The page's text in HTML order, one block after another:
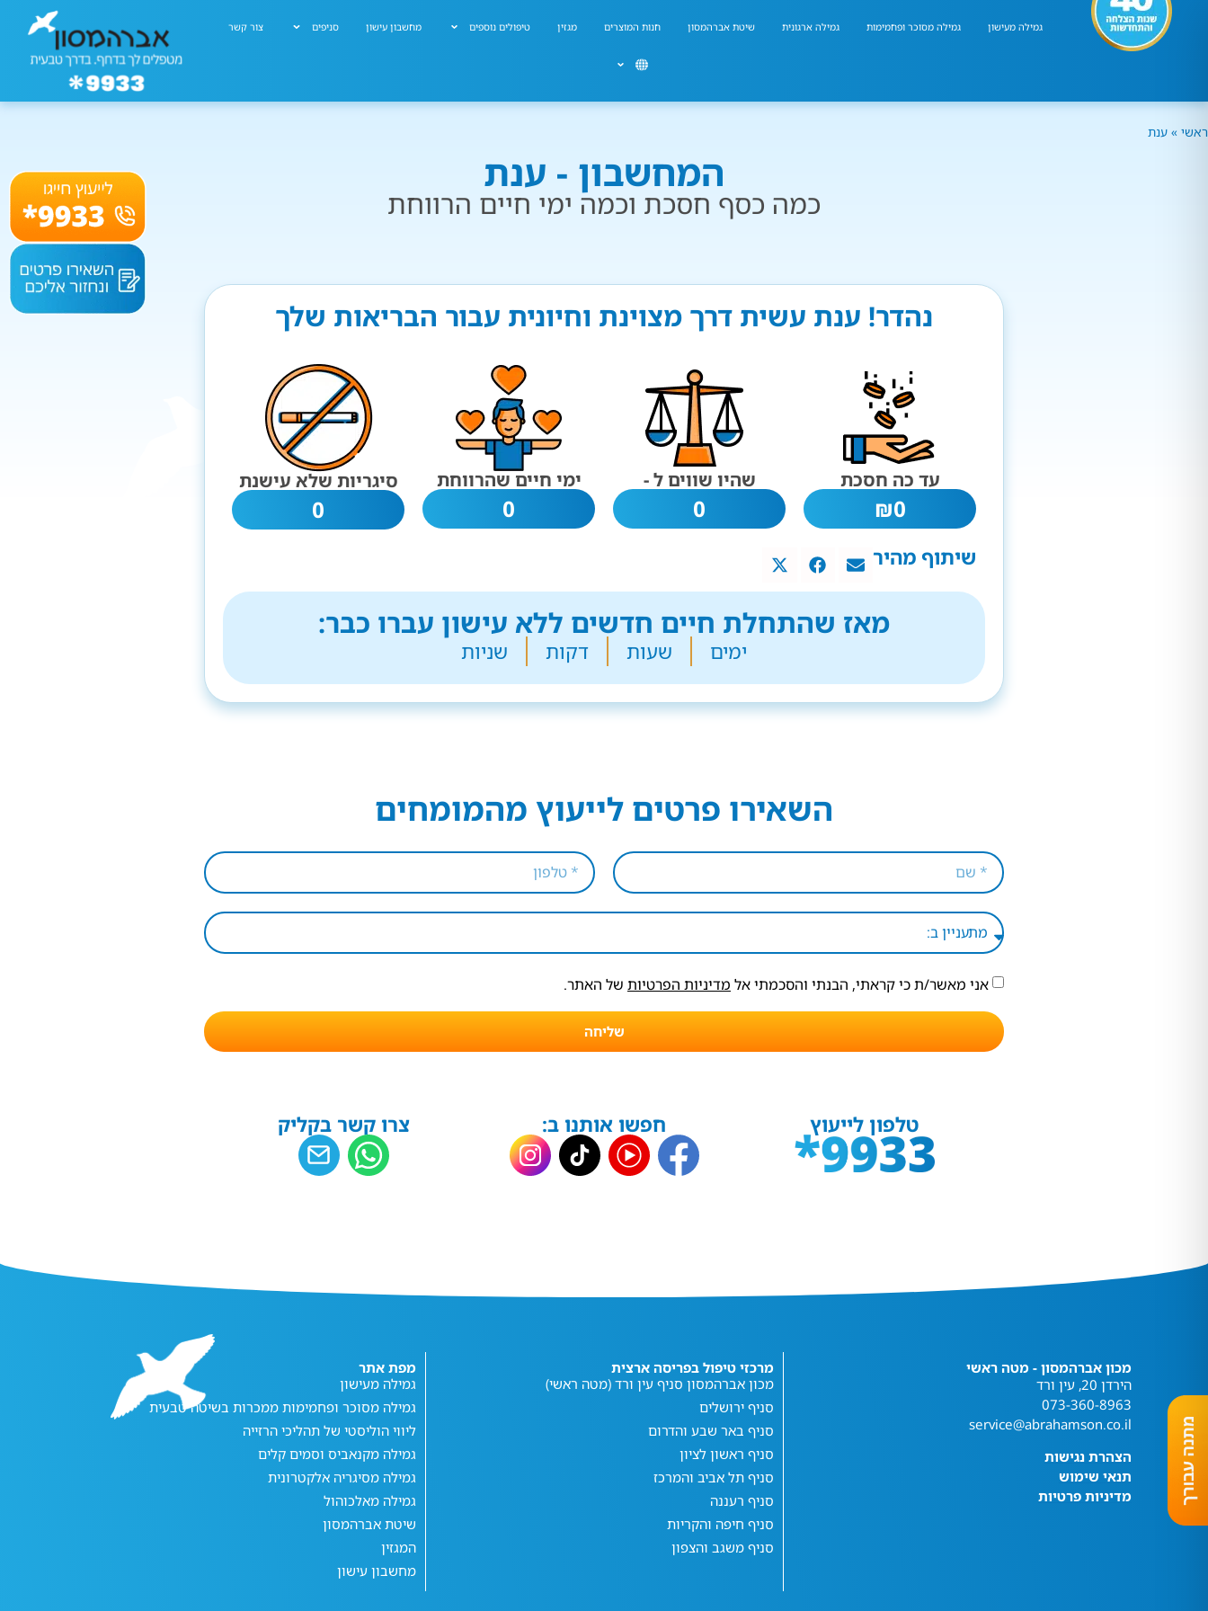
גמילה מעישון גמילה מסוכר ופחמימות גמילה ארגונית שיטת אברהמסון חנות המוצרים מגזין טיפולים נוספים מחשבון עישון סניפים צור קשר
ראשי » ענת
המחשבון - ענת
כמה כסף חסכת וכמה ימי חיים הרווחת
נהדר! ענת עשית דרך מצוינת וחיונית עבור הבריאות שלך
עד כה חסכת
0
₪
שהיו שווים ל -
0
ימי חיים שהרווחת
0
סיגריות שלא עישנת
0
שיתוף מהיר
מאז שהתחלת חיים חדשים ללא עישון עברו כבר:
ימים שעות דקות שניות
השאירו פרטים לייעוץ מהמומחים
אני מאשר/ת כי קראתי, הבנתי והסכמתי אל מדיניות הפרטיות של האתר.
שליחה
טלפון לייעוץ חפשו אותנו ב: צרו קשר בקליק
מכון אברהמסון - מטה ראשי
הירדן 20, עין ורד
073-360-8963
service@abrahamson.co.il
הצהרת נגישות
תנאי שימוש
מדיניות פרטיות
מרכזי טיפול בפריסה ארצית
מכון אברהמסון סניף עין ורד (מטה ראשי)
סניף ירושלים
סניף באר שבע והדרום
סניף ראשון לציון
סניף תל אביב והמרכז
סניף רעננה
סניף חיפה והקריות
סניף משגב והצפון
מפת אתר
גמילה מעישון
גמילה מסוכר ופחמימות ממכרות בשיטה טבעית
ליווי הוליסטי של תהליכי הרזייה
גמילה מקנאביס וסמים קלים
גמילה מסיגריה אלקטרונית
גמילה מאלכוהול
שיטת אברהמסון
המגזין
מחשבון עישון